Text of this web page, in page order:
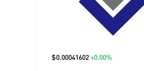
$0.00041602+0.00%